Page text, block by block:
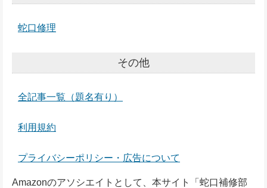
蛇口修理
その他
全記事一覧（題名有り）
利用規約
プライバシーポリシー・広告について
Amazonのアソシエイトとして、本サイト「蛇口補修部